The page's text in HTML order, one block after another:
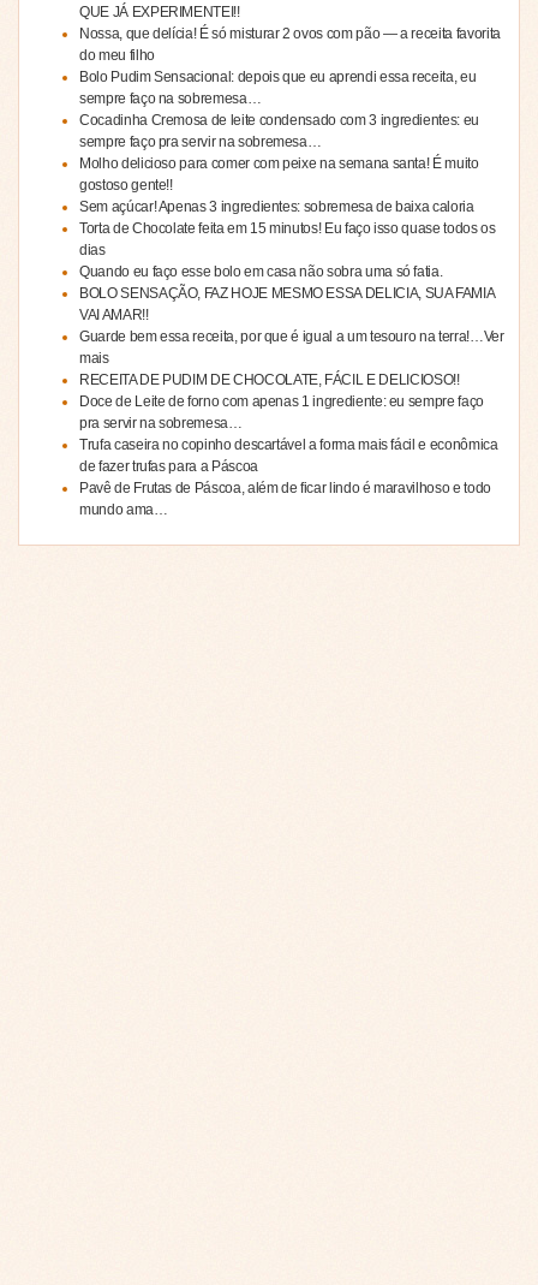
QUE JÁ EXPERIMENTEI!!
Nossa, que delícia! É só misturar 2 ovos com pão — a receita favorita
do meu filho
Bolo Pudim Sensacional: depois que eu aprendi essa receita, eu
sempre faço na sobremesa…
Cocadinha Cremosa de leite condensado com 3 ingredientes: eu
sempre faço pra servir na sobremesa…
Molho delicioso para comer com peixe na semana santa! É muito
gostoso gente!!
Sem açúcar! Apenas 3 ingredientes: sobremesa de baixa caloria
Torta de Chocolate feita em 15 minutos! Eu faço isso quase todos os
dias
Quando eu faço esse bolo em casa não sobra uma só fatia.
BOLO SENSAÇÃO, FAZ HOJE MESMO ESSA DELICIA, SUA FAMIA
VAI AMAR!!
Guarde bem essa receita, por que é igual a um tesouro na terra!…Ver
mais
RECEITA DE PUDIM DE CHOCOLATE, FÁCIL E DELICIOSO!!
Doce de Leite de forno com apenas 1 ingrediente: eu sempre faço
pra servir na sobremesa…
Trufa caseira no copinho descartável a forma mais fácil e econômica
de fazer trufas para a Páscoa
Pavê de Frutas de Páscoa, além de ficar lindo é maravilhoso e todo
mundo ama…